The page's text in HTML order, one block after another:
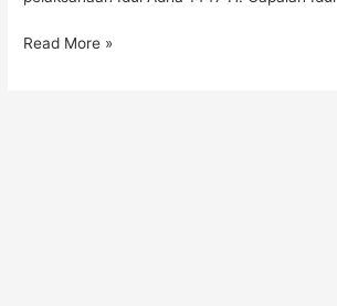
Read More »